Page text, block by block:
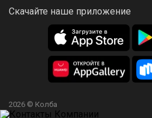
Скачайте наше приложение
2026 © Колба